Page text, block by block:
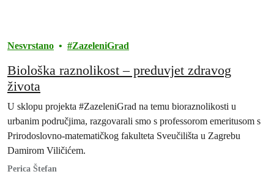
Nesvrstano ZazeleniGrad
Biološka raznolikost – preduvjet zdravog
života
U sklopu projekta #ZazeleniGrad na temu bioraznolikosti u
urbanim područjima, razgovarali smo s professorom emeritusom s
Prirodoslovno-matematičkog fakulteta Sveučilišta u Zagrebu
Damirom Viličićem.
Perica Štefan